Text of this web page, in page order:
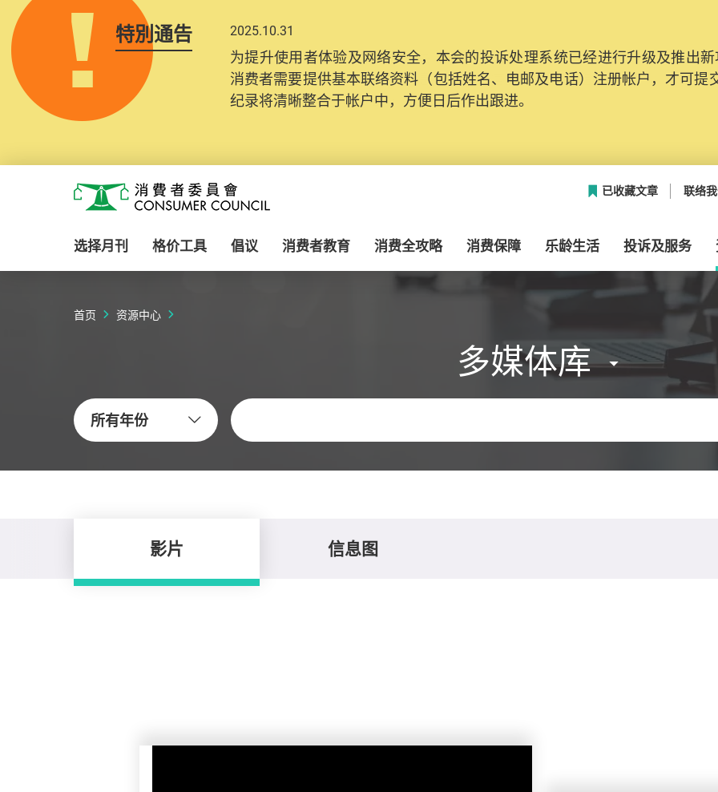
特別通告 2025.10.31
为提升使用者体验及网络安全，本会的投诉处理系统已经进行升级及推出
消费者需要提供基本联络资料（包括姓名、电邮及电话）注册帐户，才可提
纪录将清晰整合于帐户中，方便日后作出跟进。
消费者委员会
已收藏文章 联络
选择月刊 格价工具 倡议 消费者教育 消费全攻略 消费保障 乐龄生活 投诉及服务
首页 资源中心
多媒体库
所有年份
关键字
影片 信息图